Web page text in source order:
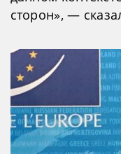
сторон», —